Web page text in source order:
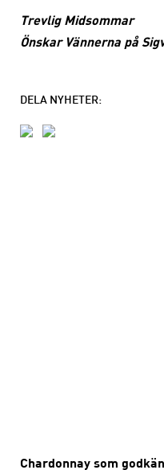
Trevlig Midsommar
Önskar Vännerna på
DELA NYHETER:
Chardonnay som